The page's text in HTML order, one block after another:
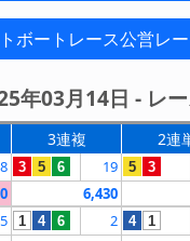
ボートレース公営レ
年03月14日 - レ
3連複 2連
3 5 6 19 5 3
6,430
1 4 6 2 4 1